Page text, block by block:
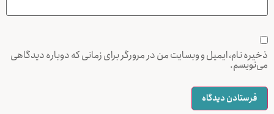
ذخیره نام، ایمیل و وبسایت من در مرورگر برای زمانی که دوباره دیدگاهی
می‌نویسم.